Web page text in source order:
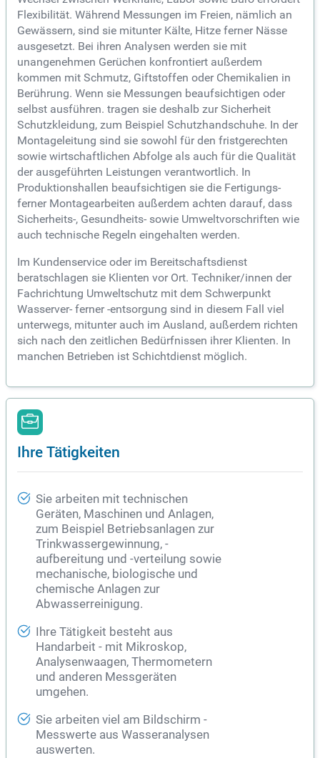
Flexibilität. Während Messungen im Freien, nämlich an
Gewässern, sind sie mitunter Kälte, Hitze ferner Nässe
ausgesetzt. Bei ihren Analysen werden sie mit
unangenehmen Gerüchen konfrontiert außerdem
kommen mit Schmutz, Giftstoffen oder Chemikalien in
Berührung. Wenn sie Messungen beaufsichtigen oder
selbst ausführen. tragen sie deshalb zur Sicherheit
Schutzkleidung, zum Beispiel Schutzhandschuhe. In der
Montageleitung sind sie sowohl für den fristgerechten
sowie wirtschaftlichen Abfolge als auch für die Qualität
der ausgeführten Leistungen verantwortlich. In
Produktionshallen beaufsichtigen sie die Fertigungs-
ferner Montagearbeiten außerdem achten darauf, dass
Sicherheits-, Gesundheits- sowie Umweltvorschriften wie
auch technische Regeln eingehalten werden.
Im Kundenservice oder im Bereitschaftsdienst
beratschlagen sie Klienten vor Ort. Techniker/innen der
Fachrichtung Umweltschutz mit dem Schwerpunkt
Wasserver- ferner -entsorgung sind in diesem Fall viel
unterwegs, mitunter auch im Ausland, außerdem richten
sich nach den zeitlichen Bedürfnissen ihrer Klienten. In
manchen Betrieben ist Schichtdienst möglich.
Ihre Tätigkeiten
Sie arbeiten mit technischen
Geräten, Maschinen und Anlagen,
zum Beispiel Betriebsanlagen zur
Trinkwassergewinnung, -
aufbereitung und -verteilung sowie
mechanische, biologische und
chemische Anlagen zur
Abwasserreinigung.
Ihre Tätigkeit besteht aus
Handarbeit - mit Mikroskop,
Analysenwaagen, Thermometern
und anderen Messgeräten
umgehen.
Sie arbeiten viel am Bildschirm -
Messwerte aus Wasseranalysen
auswerten.